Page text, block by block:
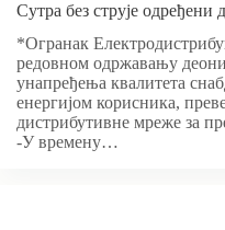
Сутра без струје одређени
*Огранак
редовном одржавању
унапређења квалитета
енергијом корисника,
дистрибутивне мреже за
-У времену…